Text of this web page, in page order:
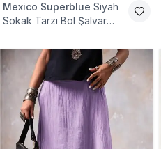
Mexico Superblue Siyah
Sokak Tarzı Bol Şalvar